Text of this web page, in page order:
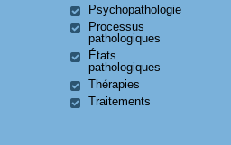
Psychopathologie
Processus
pathologiques
États
pathologiques
Thérapies
Traitements